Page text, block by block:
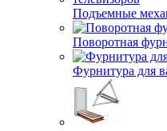
Подъемные
Поворотная
Фурнитура для